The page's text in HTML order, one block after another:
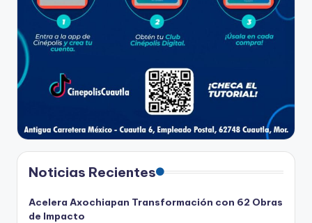
Noticias Recientes
Acelera Axochiapan Transformación con 62 Obras
de Impacto